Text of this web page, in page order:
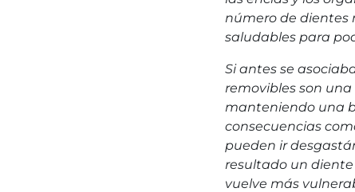
número de dientes
saludables para
Si antes se
removibles son
manteniendo una
consecuencias
pueden ir
resultado un
vuelve más